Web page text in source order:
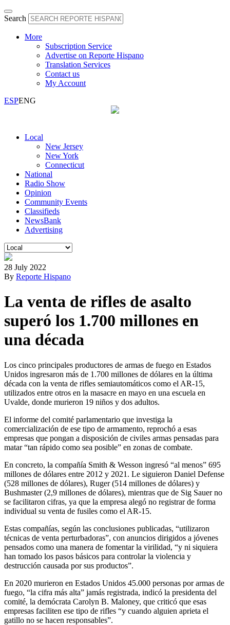
Search
More
Subscription Service
Advertise on Reporte Hispano
Translation Services
Contact us
My Account
ESPENG
Local
New Jersey
New York
Connecticut
National
Radio Show
Opinion
Community Events
Classifieds
NewsBank
Advertising
28 July 2022
By Reporte Hispano
La venta de rifles de asalto
superó los 1.700 millones en
una década
Los cinco principales productores de armas de fuego en Estados
Unidos ingresaron más de 1.700 millones de dólares en la última
década con la venta de rifles semiautomáticos como el AR-15,
utilizados entre otros en la masacre en mayo en una escuela en
Uvalde, donde murieron 19 niños y dos adultos.
El informe del comité parlamentario que investiga la
comercialización de ese tipo de armamento, reprochó a esas
empresas que pongan a disposición de civiles armas pensadas para
matar “tan rápido como sea posible” en zonas de combate.
En concreto, la compañía Smith & Wesson ingresó “al menos” 695
millones de dólares entre 2012 y 2021. Le siguieron Daniel Defense
(528 millones de dólares), Ruger (514 millones de dólares) y
Bushmaster (2,9 millones de dólares), mientras que de Sig Sauer no
se facilitaron cifras, ya que la empresa alegó no registrar de forma
individual su venta de fusiles como el AR-15.
Estas compañías, según las conclusiones publicadas, “utilizaron
técnicas de venta perturbadoras”, con anuncios dirigidos a jóvenes
pensados como una manera de fomentar la virilidad, “y ni siquiera
han tomado los pasos básicos para controlar la violencia y
destrucción causada por sus productos”.
En 2020 murieron en Estados Unidos 45.000 personas por armas de
fuego, “la cifra más alta” jamás registrada, indicó la presidenta del
comité, la demócrata Carolyn B. Maloney, que criticó que esas
empresas faciliten ese tipo de rifles “y cuando alguien aprieta el
gatillo no se hacen responsables”.